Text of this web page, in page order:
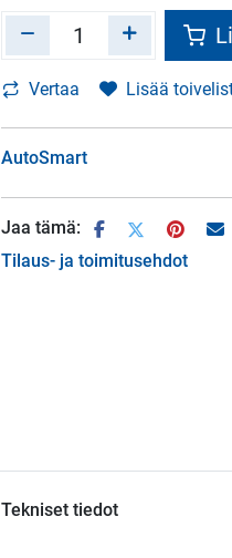
Vertaa Lisää
AutoSmart
Jaa tämä:
Tilaus- ja toimitusehdot
Tekniset tiedot